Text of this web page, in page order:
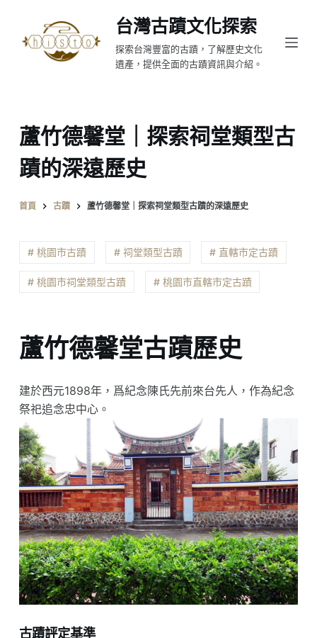
至
台灣古蹟文化探索
探索台灣豐富的古蹟，了解歷史文化
遺產，提供全面的古蹟資訊與介紹。
蘆竹德馨堂｜探索祠堂類型古
蹟的深遠歷史
首頁 古蹟 蘆竹德馨堂｜探索祠堂類型古蹟的深遠歷史
# 桃園市古蹟 # 祠堂類型古蹟 # 直轄市定古蹟
# 桃園市祠堂類型古蹟 # 桃園市直轄市定古蹟
蘆竹德馨堂古蹟歷史
建於西元1898年，爲紀念陳氏先前來台先人，作為紀念
祭祀追念忠中心。
古蹟評定基準